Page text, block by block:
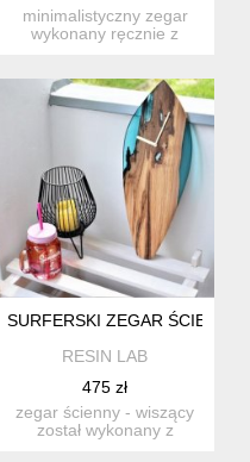
minimalistyczny zegar
wykonany ręcznie z
DECO
SURFERSKI ZEGAR ŚCIENNY
RESIN LAB
475 zł
zegar ścienny - wiszący
został wykonany z